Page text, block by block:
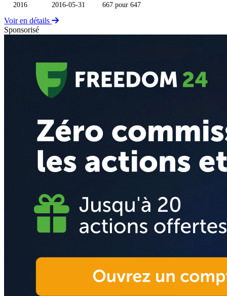
2016 2016-05-31 667 pour 647
Voir en détails
Sponsorisé